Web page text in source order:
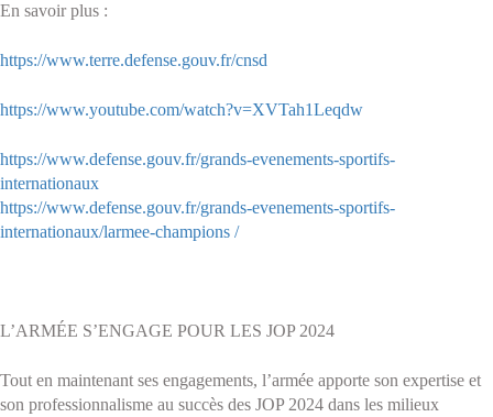
En savoir plus :
https://www.terre.defense.gouv.fr/cnsd
https://www.youtube.com/watch?v=XVTah1Leqdw
https://www.defense.gouv.fr/grands-evenements-sportifs-
internationaux
https://www.defense.gouv.fr/grands-evenements-sportifs-
internationaux/larmee-champions /
L’ARMÉE S’ENGAGE POUR LES JOP 2024
Tout en maintenant ses engagements, l’armée apporte son expertise et
son professionnalisme au succès des JOP 2024 dans les milieux